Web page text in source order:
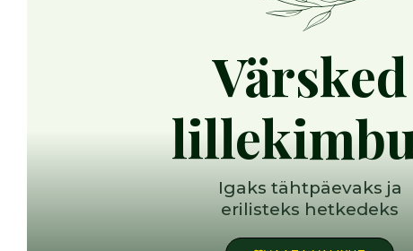
Värsked
Igaks tähtpäevaks ja
erilisteks hetkedeks